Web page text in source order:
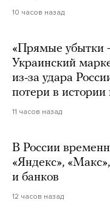
10 часов назад
«Прямые убытки
Украинский
из-за удара
потери в
11 часов назад
В России
«Яндекс»,
и банков
12 часов назад